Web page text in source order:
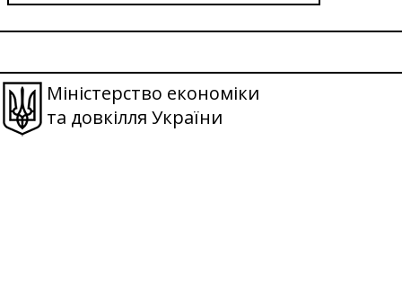
Міністерство економіки
та довкілля України